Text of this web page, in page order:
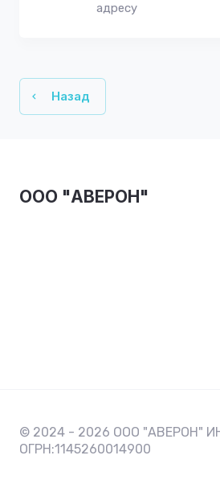
адресу
Назад
ООО "АВЕРОН"
© 2024 - 2026 ООО "АВЕРОН"
ОГРН:1145260014900